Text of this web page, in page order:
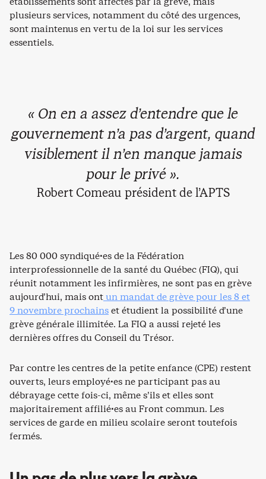
plusieurs services, notamment du côté des urgences,
sont maintenus en vertu de la loi sur les services
essentiels.
« On en a assez d’entendre que le
gouvernement n’a pas d’argent, quand
visiblement il n’en manque jamais
pour le privé ».
Robert Comeau président de l’APTS
Les 80 000 syndiqué·es de la Fédération
interprofessionnelle de la santé du Québec (FIQ), qui
réunit notamment les infirmières, ne sont pas en grève
aujourd’hui, mais ontun mandat de grève pour les 8 et
9 novembre prochainset étudient la possibilité d’une
grève générale illimitée. La FIQ a aussi rejeté les
dernières offres du Conseil du Trésor.
Par contre les centres de la petite enfance (CPE) restent
ouverts, leurs employé·es ne participant pas au
débrayage cette fois-ci, même s’ils et elles sont
majoritairement affilié·es au Front commun. Les
services de garde en milieu scolaire seront toutefois
fermés.